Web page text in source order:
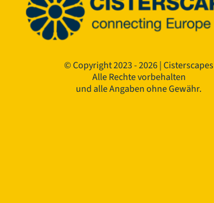
© Copyright 2023 - 2026 | Cisterscapes
Alle Rechte vorbehalten
und alle Angaben ohne Gewähr.